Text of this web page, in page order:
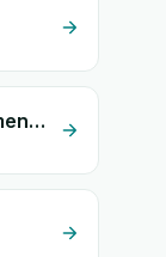
SendGrid + Wordpress Elementor